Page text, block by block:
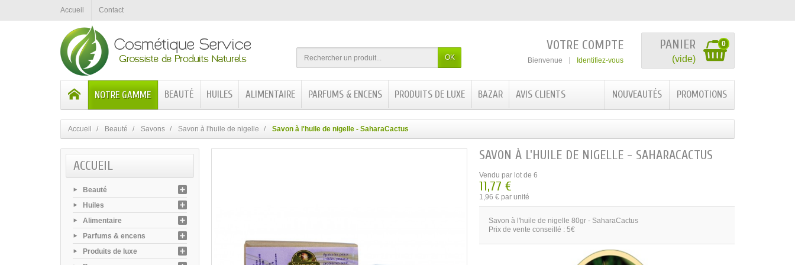
Accueil Contact
OK
PANIER
(vide)
0
VOTRE COMPTE
Bienvenue Identifiez-vous
PROMOTIONS
NOUVEAUTÉS
NOTRE GAMME BEAUTÉ HUILES ALIMENTAIRE PARFUMS & ENCENS PRODUITS DE LUXE BAZAR AVIS CLIENTS
Accueil Beauté Savons Savon à l'huile de nigelle Savon à l'huile de nigelle - SaharaCactus
ACCUEIL
Beauté
Huiles
Alimentaire
Parfums & encens
Produits de luxe
SAVON À L'HUILE DE NIGELLE - SAHARACACTUS
Vendu par lot de 6
11,77 €
1,96 € par unité
Savon à l'huile de nigelle 80gr - SaharaCactus
Prix de vente conseillé : 5€